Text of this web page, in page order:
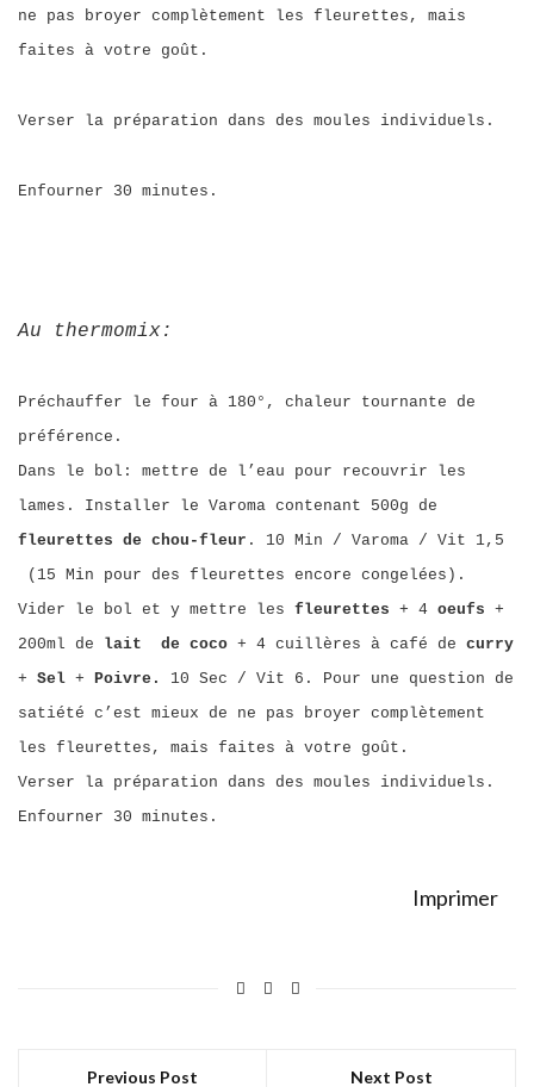
ne pas broyer complètement les fleurettes, mais
faites à votre goût.
Verser la préparation dans des moules individuels.
Enfourner 30 minutes.
Au thermomix:
Préchauffer le four à 180°, chaleur tournante de
préférence.
Dans le bol: mettre de l’eau pour recouvrir les
lames. Installer le Varoma contenant 500g de
fleurettes de chou-fleur . 10 Min / Varoma / Vit 1,5
(15 Min pour des fleurettes encore congelées).
Vider le bol et y mettre les fleurettes + 4 oeufs +
200ml de lait de coco + 4 cuillères à café de curry
+ Sel + Poivre. 10 Sec / Vit 6. Pour une question de
satiété c’est mieux de ne pas broyer complètement
les fleurettes, mais faites à votre goût.
Verser la préparation dans des moules individuels.
Enfourner 30 minutes.
Imprimer
Previous Post Next Post